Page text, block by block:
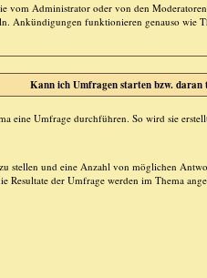
vom Administrator oder von den
Ankündigungen funktionieren genauso wie
Kann ich Umfragen starten bzw. daran
eine Umfrage durchführen. So wird sie
stellen und eine Anzahl von möglichen
Resultate der Umfrage werden im Thema